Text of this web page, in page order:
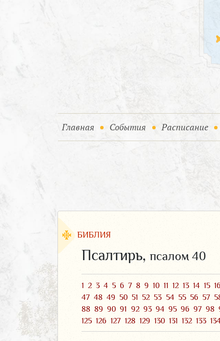
Главная (current)
События (current)
Расписание
БИБЛИЯ
Псалтирь, псалом 40
1 2 3 4 5 6 7 8 9 10 11 12 13 14 15 16
47 48 49 50 51 52 53 54 55 56 57
88 89 90 91 92 93 94 95 96 97 98
125 126 127 128 129 130 131 132 133